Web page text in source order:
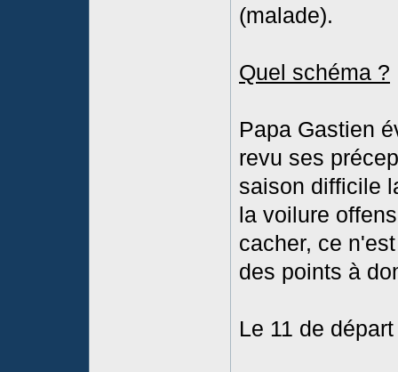
(malade).
Quel schéma ?
Papa Gastien
revu ses
saison difficile
la voilure
cacher, ce
des points à
Le 11 de